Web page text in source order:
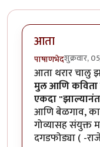
आता
पाषाणभेदशुक्रवार,
आता थरार चालु
मुल आणि कविता
एकदा
आणि बेळगाव,
गोव्यासह संयुक्त
दगडफोड्या ( -